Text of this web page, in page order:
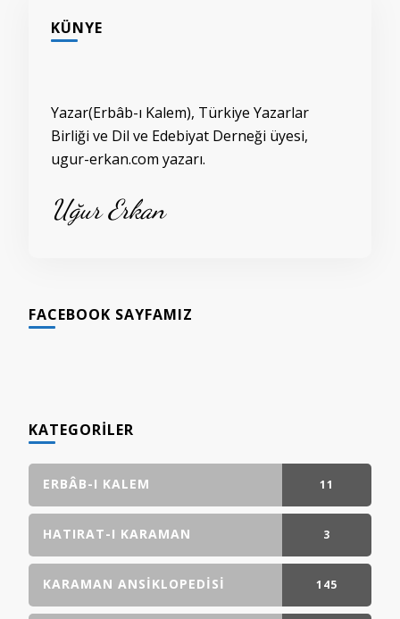
KÜNYE
Yazar(Erbâb-ı Kalem), Türkiye Yazarlar
Birliği ve Dil ve Edebiyat Derneği üyesi,
ugur-erkan.com yazarı.
Uğur Erkan
FACEBOOK SAYFAMIZ
KATEGORILER
ERBÂB-I KALEM 11
GÖNDERI(LER)
HATIRAT-I KARAMAN 3
GÖNDERI(LER)
KARAMAN ANSIKLOPEDISI 145